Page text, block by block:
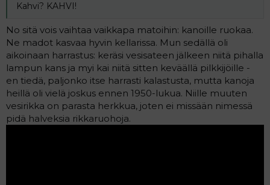
Kahvi? KAHVI!
No sitä vois vaihtaa vaikkapa matoihin: kanoille ruokaa.
Ne madot kasvaa hyvin kellarissa. Mun sedällä oli
aikoinaan harrastus: keräsi vesisateen jälkeen niitä pihalla
lampun kans ja myi kai niitä sitten keväällä pilkkijöille -
en tiedä, paljonko itse harrasti kalastusta, mutta kanoja
heillä oli vielä joskus ennen 1950-lukua. Niille muuten
vesirikka on parasta herkkua, joten ei missään nimessä
pidä halveksia rikkaruohoja.